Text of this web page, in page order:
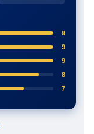
9
9
9
8
7